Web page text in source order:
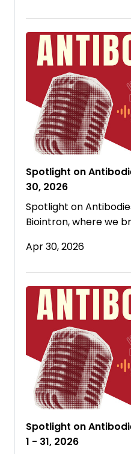
Spotlight on
30, 2026
Spotlight on
⁠Biointron⁠, where we
Apr 30, 2026
Spotlight on
1 - 31, 2026